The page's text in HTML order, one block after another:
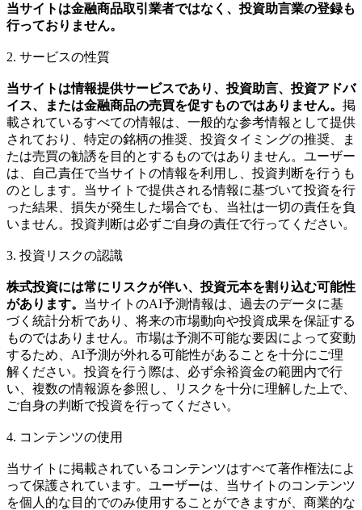
当サイトは金融商品取引業者ではなく、投資助言業の登録も
行っておりません。
2. サービスの性質
当サイトは情報提供サービスであり、投資助言、投資アドバ
イス、または金融商品の売買を促すものではありません。 掲
載されているすべての情報は、一般的な参考情報として提供
されており、特定の銘柄の推奨、投資タイミングの推奨、ま
たは売買の勧誘を目的とするものではありません。ユーザー
は、自己責任で当サイトの情報を利用し、投資判断を行うも
のとします。当サイトで提供される情報に基づいて投資を行
った結果、損失が発生した場合でも、当社は一切の責任を負
いません。投資判断は必ずご自身の責任で行ってください。
3. 投資リスクの認識
株式投資には常にリスクが伴い、投資元本を割り込む可能性
があります。 当サイトのAI予測情報は、過去のデータに基
づく統計分析であり、将来の市場動向や投資成果を保証する
ものではありません。市場は予測不可能な要因によって変動
するため、AI予測が外れる可能性があることを十分にご理
解ください。投資を行う際は、必ず余裕資金の範囲内で行
い、複数の情報源を参照し、リスクを十分に理解した上で、
ご自身の判断で投資を行ってください。
4. コンテンツの使用
当サイトに掲載されているコンテンツはすべて著作権法によ
って保護されています。ユーザーは、当サイトのコンテンツ
を個人的な目的でのみ使用することができますが、商業的な